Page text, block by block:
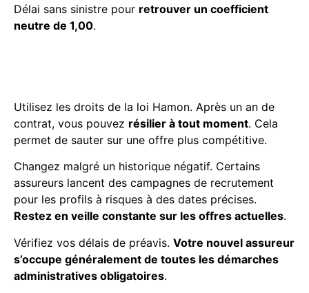
Délai sans sinistre pour retrouver un coefficient
neutre de 1,00.
Utilisez les droits de la loi Hamon. Après un an de
contrat, vous pouvez résilier à tout moment. Cela
permet de sauter sur une offre plus compétitive.
Changez malgré un historique négatif. Certains
assureurs lancent des campagnes de recrutement
pour les profils à risques à des dates précises.
Restez en veille constante sur les offres actuelles.
Vérifiez vos délais de préavis. Votre nouvel assureur
s’occupe généralement de toutes les démarches
administratives obligatoires.